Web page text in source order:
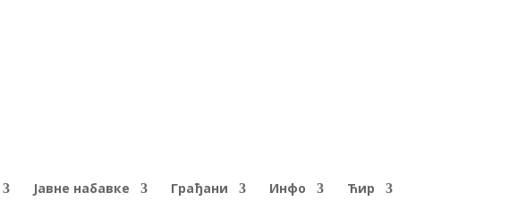
Јавне набавке Грађани Инфо Ћир